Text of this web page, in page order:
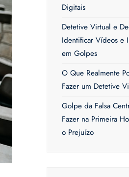
Digitais
Detetive Virtual e
Identificar Vídeos e
em Golpes
O Que Realmente
Fazer um Detetive
Golpe da Falsa
Fazer na Primeira
o Prejuízo